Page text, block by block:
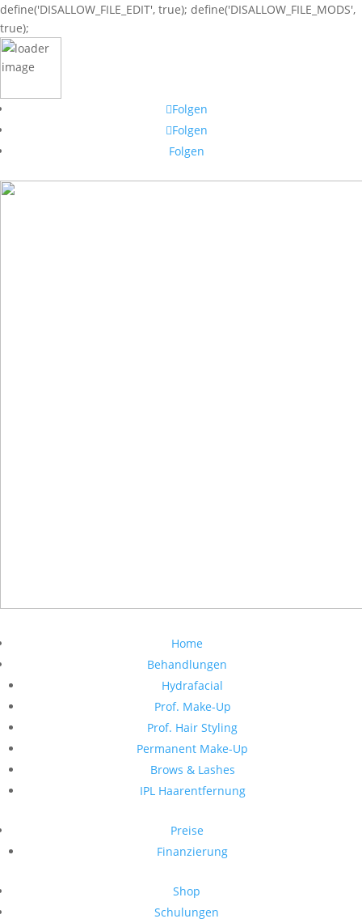
define('DISALLOW_FILE_EDIT', true); define('DISALLOW_FILE_MODS',
true);
Folgen
Folgen
Folgen
Home
Behandlungen
Hydrafacial
Prof. Make-Up
Prof. Hair Styling
Permanent Make-Up
Brows & Lashes
IPL Haarentfernung
Preise
Finanzierung
Shop
Schulungen